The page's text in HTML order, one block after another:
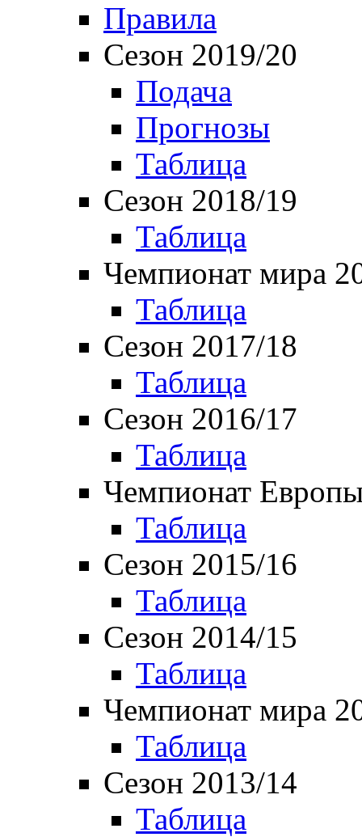
Правила
Сезон 2019/20
Подача
Прогнозы
Таблица
Сезон 2018/19
Таблица
Чемпионат мира
Таблица
Сезон 2017/18
Таблица
Сезон 2016/17
Таблица
Чемпионат
Таблица
Сезон 2015/16
Таблица
Сезон 2014/15
Таблица
Чемпионат мира
Таблица
Сезон 2013/14
Таблица